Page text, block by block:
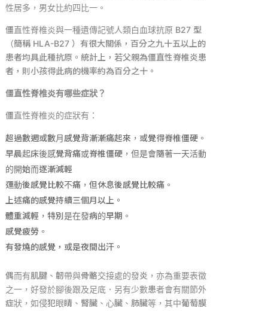
性居多，男女比約四比一。
僵直性脊椎炎與一種遺傳記號人類白血球抗原B27 型
（簡稱HLA-B27 ）有很大關係，百分之九十五以上的
患者均具此種抗原。統計上，若父親為僵直性脊椎炎患
者，則小孩得此病的機率約為百分之十。
僵直性脊椎炎有哪些症狀？
僵直性脊椎炎的症狀有：
超過數週或數月感覺背漸漸痛起來，或覺得脊椎僵硬。
早晨起床後感覺背痛或脊椎僵硬，但是會隨著一天活動
的開始而逐漸減輕
運動後感覺比較不痛，但休息後感覺比較痛。
上述痛的感覺持續三個月以上。
體重減輕，特別是在發病的早期。
感覺疲勞。
有發燒的感覺，或是夜間出汗。
偶而有肌腱、韌帶與骨骼交接處的發炎，亦為重要表徵
之一，好發於腳後跟及足底．另有少數患者會有關節外
症狀，如侵犯眼睛、腎臟、心臟、肺臟等，其中葡萄膜